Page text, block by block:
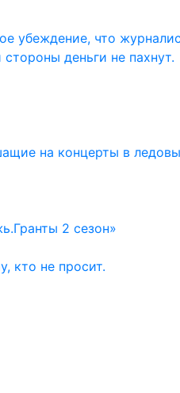
убеждение, что
деньги не пахнут.
на концерты в
2 сезон»
кто не просит.